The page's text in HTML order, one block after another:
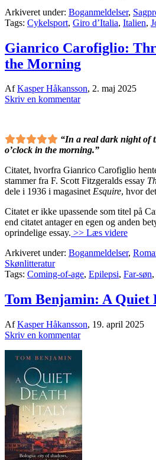
Arkiveret under: Boganmeldelser,
Tags: Cykelsport, Giro d’Italia, Italien,
Gianrico Carofiglio:
the Morning
AfKasper Håkansson, 2. maj 2025
Skriv en kommentar
“In a real dark night of
o’clock in the morning.”
Citatet, hvorfra Gianrico Carofiglio
stammer fra F. Scott Fitzgeralds essay
dele i 1936 i magasinetEsquire, hvor
Citatet er ikke upassende som titel på
end citatet antager en egen og anden
oprindelige essay. >> Læs videre
Arkiveret under: Boganmeldelser,
Skønlitteratur
Tags: Coming-of-age, Epilepsi, Far-søn,
Tom Benjamin: A Quiet
AfKasper Håkansson, 19. april 2025
Skriv en kommentar